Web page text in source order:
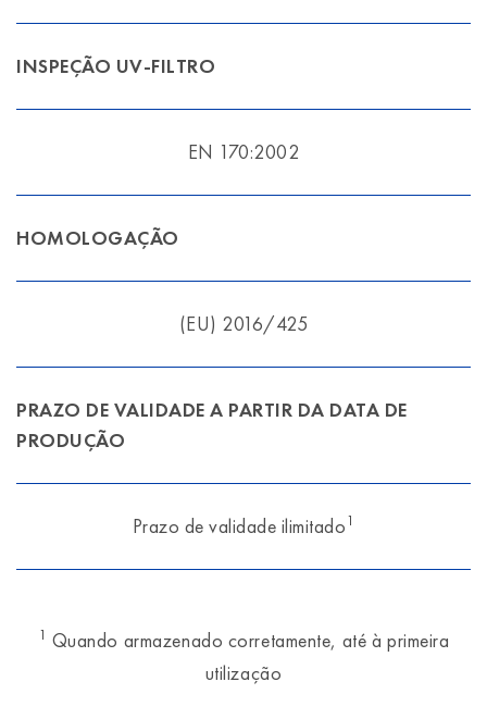
INSPEÇÃO UV-FILTRO
EN 170:2002
HOMOLOGAÇÃO
(EU) 2016/425
PRAZO DE VALIDADE A PARTIR DA DATA DE
PRODUÇÃO
Prazo de validade ilimitado1
1 Quando armazenado corretamente, até à primeira
utilização